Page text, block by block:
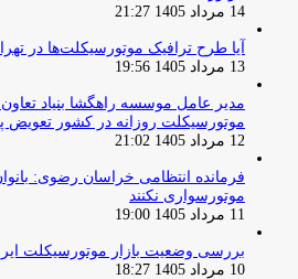
14 مرداد 1405 21:27
آیا طرح ترافیک موتورسیکلت‌ها در
13 مرداد 1405 19:56
مدیر عامل موسسه راهگشا بنیاد
موتورسیکلت روزانه در کشور تعویض
12 مرداد 1405 21:02
فرمانده انتظامی خراسان رضوی:
موتورسواری نکنند
11 مرداد 1405 19:00
بررسی وضعیت بازار موتورسیکلت
10 مرداد 1405 18:27